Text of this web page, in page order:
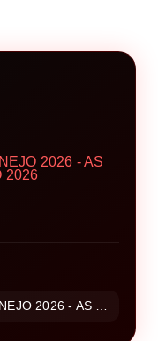
2026 - AS
2026